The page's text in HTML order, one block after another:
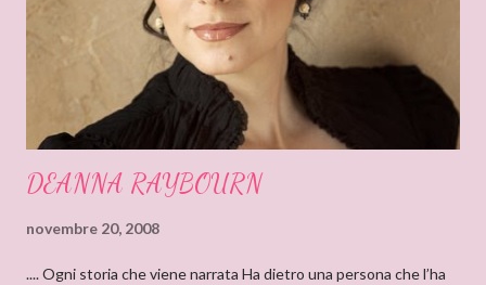
DEANNA RAYBOURN
novembre 20, 2008
.... Ogni storia che viene narrata Ha dietro una persona che l’ha